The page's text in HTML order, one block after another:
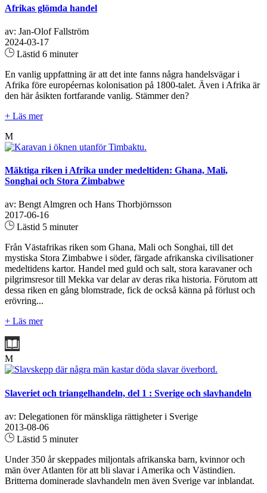
Afrikas glömda handel
av: Jan-Olof Fallström
2024-03-17
Lästid 6 minuter
En vanlig uppfattning är att det inte fanns några handelsvägar i
Afrika före européernas kolonisation på 1800-talet. Även i Afrika är
den här åsikten fortfarande vanlig. Stämmer den?
+ Läs mer
M
Mäktiga riken i Afrika under medeltiden: Ghana, Mali,
Songhai och Stora Zimbabwe
av: Bengt Almgren och Hans Thorbjörnsson
2017-06-16
Lästid 5 minuter
Från Västafrikas riken som Ghana, Mali och Songhai, till det
mystiska Stora Zimbabwe i söder, färgade afrikanska civilisationer
medeltidens kartor. Handel med guld och salt, stora karavaner och
pilgrimsresor till Mekka var delar av deras rika historia. Förutom att
dessa riken en gång blomstrade, fick de också känna på förlust och
erövring...
+ Läs mer
M
Slaveriet och triangelhandeln, del 1 : Sverige och slavhandeln
av: Delegationen för mänskliga rättigheter i Sverige
2013-08-06
Lästid 5 minuter
Under 350 år skeppades miljontals afrikanska barn, kvinnor och
män över Atlanten för att bli slavar i Amerika och Västindien.
Britterna dominerade slavhandeln men även Sverige var inblandat.